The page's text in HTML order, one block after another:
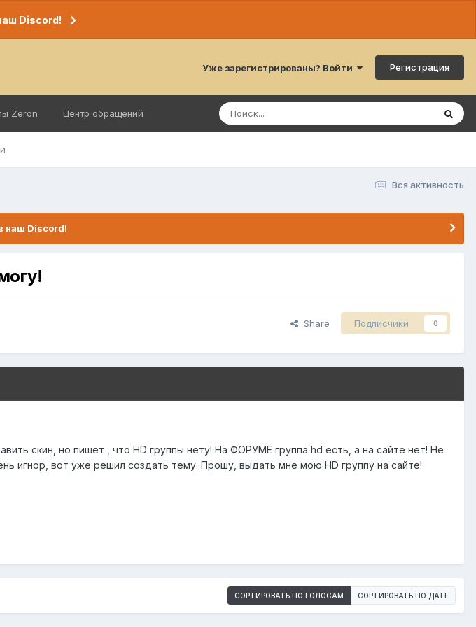
Discord!
Уже зарегистрированы? Войти Регистрация
Zeron Центр обращений
Вся активность
наш Discord!
Share Подписчики 0
скин, но пишет , что HD группы нету! На ФОРУМЕ группа hd есть, а на сайте нет! Не
игнор, вот уже решил создать тему. Прошу, выдать мне мою HD группу на сайте!
СОРТИРОВАТЬ ПО ГОЛОСАМ СОРТИРОВАТЬ ПО ДАТЕ